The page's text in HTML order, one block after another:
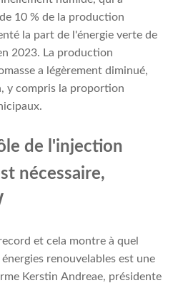
10 % de la production
la part de l'énergie verte de
2023. La production
a légèrement diminué,
y compris la proportion
de l'injection
nécessaire,
et cela montre à quel
renouvelables est une
Kerstin Andreae, présidente